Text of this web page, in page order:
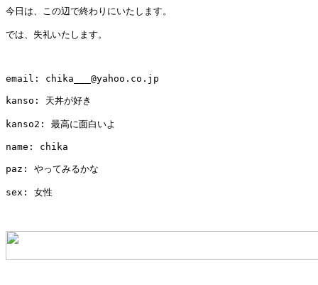
今日は、この辺で終わりにいたします。
では、失礼いたします。
email: chika___@yahoo.co.jp
kanso: 天丼が好き
kanso2: 最高に面白いよ
name: chika
paz: やってみるかな
sex: 女性